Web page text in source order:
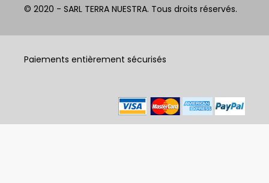
© 2020 - SARL TERRA NUESTRA. Tous droits réservés.
Paiements entièrement sécurisés